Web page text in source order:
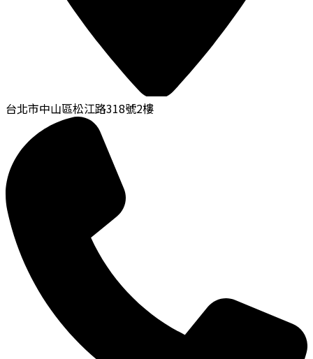
台北市中山區松江路318號2樓